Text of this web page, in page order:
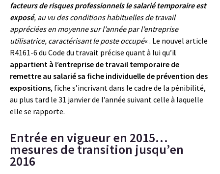
facteurs de risques professionnels le salarié temporaire est
exposé, au vu des conditions habituelles de travail
appréciées en moyenne sur l’année par l’entreprise
utilisatrice, caractérisant le poste occupé« . Le nouvel article
R4161-6 du Code du travait précise quant à lui qu’il
appartient à l’entreprise de travail temporaire de
remettre au salarié sa fiche individuelle de prévention des
expositions, fiche s’incrivant dans le cadre de la pénibilité,
au plus tard le 31 janvier de l’année suivant celle à laquelle
elle se rapporte.
Entrée en vigueur en 2015…
mesures de transition jusqu’en
2016